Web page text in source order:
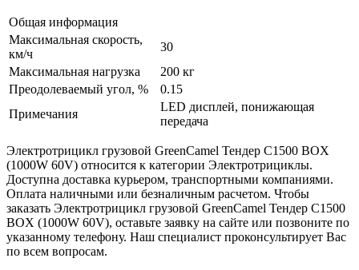
Общая информация
Максимальная скорость,
км/ч
30
Максимальная нагрузка
200 кг
Преодолеваемый угол, %
0.15
Примечания
LED дисплей, понижающая
передача
Электротрицикл грузовой GreenCamel Тендер C1500 BOX
(1000W 60V) относится к категории Электротрициклы.
Доступна доставка курьером, транспортными компаниями.
Оплата наличными или безналичным расчетом. Чтобы
заказать Электротрицикл грузовой GreenCamel Тендер C1500
BOX (1000W 60V), оставьте заявку на сайте или позвоните по
указанному телефону. Наш специалист проконсультирует Вас
по всем вопросам.